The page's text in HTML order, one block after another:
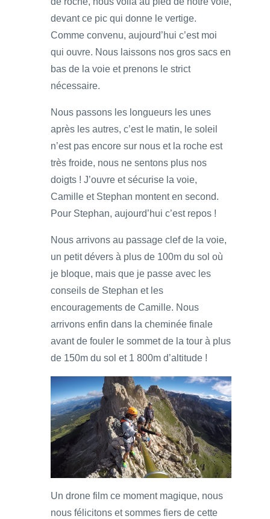
devant ce pic qui donne le vertige.
Comme convenu, aujourd’hui c’est moi
qui ouvre. Nous laissons nos gros sacs en
bas de la voie et prenons le strict
nécessaire.
Nous passons les longueurs les unes
après les autres, c’est le matin, le soleil
n’est pas encore sur nous et la roche est
très froide, nous ne sentons plus nos
doigts ! J’ouvre et sécurise la voie,
Camille et Stephan montent en second.
Pour Stephan, aujourd’hui c’est repos !
Nous arrivons au passage clef de la voie,
un petit dévers à plus de 100m du sol où
je bloque, mais que je passe avec les
conseils de Stephan et les
encouragements de Camille. Nous
arrivons enfin dans la cheminée finale
avant de fouler le sommet de la tour à plus
de 150m du sol et 1 800m d’altitude !
Un drone film ce moment magique, nous
nous félicitons et sommes fiers de cette